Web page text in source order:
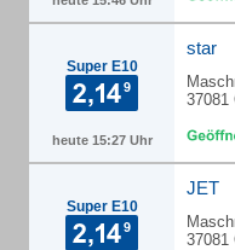
Super E10
heute 15:27 Uhr
star
37081
Super E10
JET
37081